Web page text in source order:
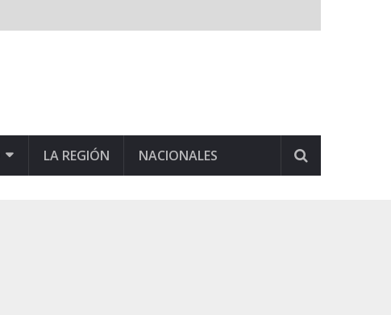
LA REGIÓN NACIONALES